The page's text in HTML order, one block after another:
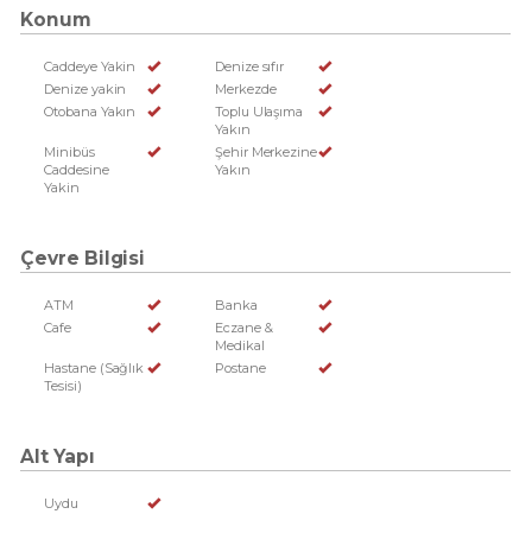
Konum
Caddeye Yakin
Denize sıfır
Denize yakin
Merkezde
Otobana Yakın
Toplu Ulaşıma
Yakın
Minibüs
Caddesine
Yakin
Şehir Merkezine
Yakın
Çevre Bilgisi
ATM
Banka
Cafe
Eczane &
Medikal
Hastane (Sağlık
Tesisi)
Postane
Alt Yapı
Uydu